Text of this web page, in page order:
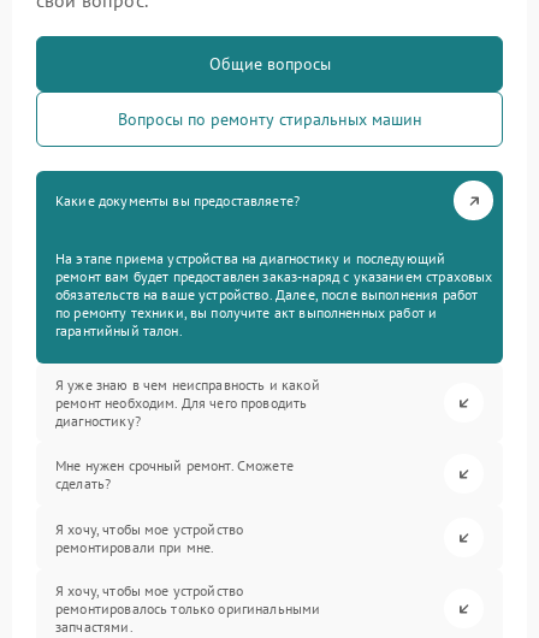
Общие вопросы
Вопросы по ремонту стиральных машин
Какие документы вы предоставляете?
На этапе приема устройства на диагностику и последующий
ремонт вам будет предоставлен заказ-наряд с указанием страховых
обязательств на ваше устройство. Далее, после выполнения работ
по ремонту техники, вы получите акт выполненных работ и
гарантийный талон.
Я уже знаю в чем неисправность и какой
ремонт необходим. Для чего проводить
диагностику?
Мне нужен срочный ремонт. Сможете
сделать?
Я хочу, чтобы мое устройство
ремонтировали при мне.
Я хочу, чтобы мое устройство
ремонтировалось только оригинальными
запчастями.